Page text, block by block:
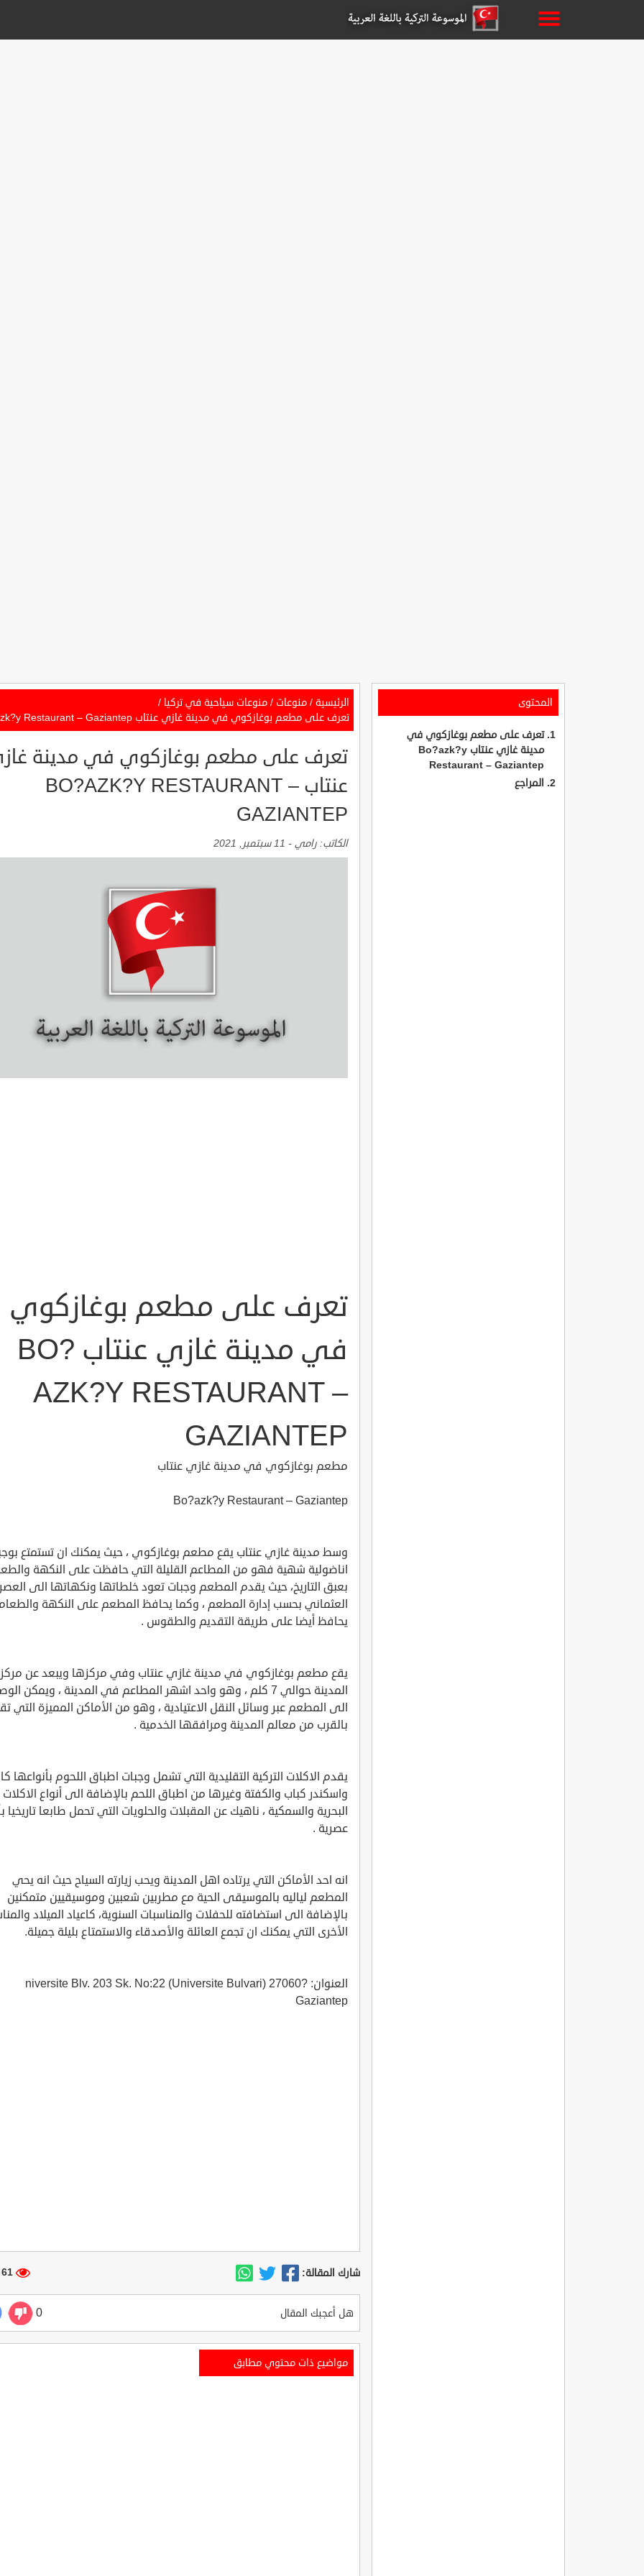
المحتوى
تعرف على مطعم بوغازكوي في
مدينة غازي عنتاب Bo?azk?y
Restaurant – Gaziantep
المراجع
الرئيسية / منوعات / منوعات سياحية في تركيا /
تعرف على مطعم بوغازكوي في مدينة غازي عنتاب Bo?azk?y Restaurant – Gaziantep
تعرف على مطعم بوغازكوي في مدينة
عنتاب BO?AZK?Y RESTAURANT –
GAZIANTEP
الكاتب: رامي - 11 سبتمبر, 2021
تعرف على مطعم بوغازكوي
في مدينة غازي عنتاب BO?
AZK?Y RESTAURANT –
GAZIANTEP
مطعم بوغازكوي في مدينة غازي عنتاب
Bo?azk?y Restaurant – Gaziantep
وسط مدينة غازي عنتاب يقع مطعم بوغازكوي ، حيث يمكنك ان تستمتع
اناضولية شهية فهو من المطاعم القليلة التي حافظت على النكهة
بعبق التاريخ، حيث يقدم المطعم وجبات تعود خلطاتها ونكهاتها الى
العثماني بحسب إدارة المطعم ، وكما يحافظ المطعم على النكهة
يحافظ أيضا على طريقة التقديم والطقوس .
يقع مطعم بوغازكوي في مدينة غازي عنتاب وفي مركزها ويبعد عن مركز
المدينة حوالي 7 كلم ، وهو واحد اشهر المطاعم في المدينة ، ويمكن
الى المطعم عبر وسائل النقل الاعتيادية ، وهو من الأماكن المميزة التي
بالقرب من معالم المدينة ومرافقها الخدمية .
يقدم الاكلات التركية التقليدية التي تشمل وجبات اطباق اللحوم بأنواعها
واسكندر كباب والكفتة وغيرها من اطباق اللحم بالإضافة الى أنواع الاكلات
البحرية والسمكية ، ناهيك عن المقبلات والحلويات التي تحمل طابعا تاريخيا
عصرية .
انه احد الأماكن التي يرتاده اهل المدينة ويحب زيارته السياح حيث انه يحي
المطعم لياليه بالموسيقى الحية مع مطربين شعبين وموسيقيين متمكنين
بالإضافة الى استضافته للحفلات والمناسبات السنوية، كاعياد الميلاد
الأخرى التي يمكنك ان تجمع العائلة والأصدقاء والاستمتاع بليلة جميلة.
العنوان: ?niversite Blv. 203 Sk. No:22 (Universite Bulvari) 27060
Gaziantep
شارك المقالة: 61 مشاهدة
هل أعجبك المقال 0
مواضيع ذات محتوي مطابق